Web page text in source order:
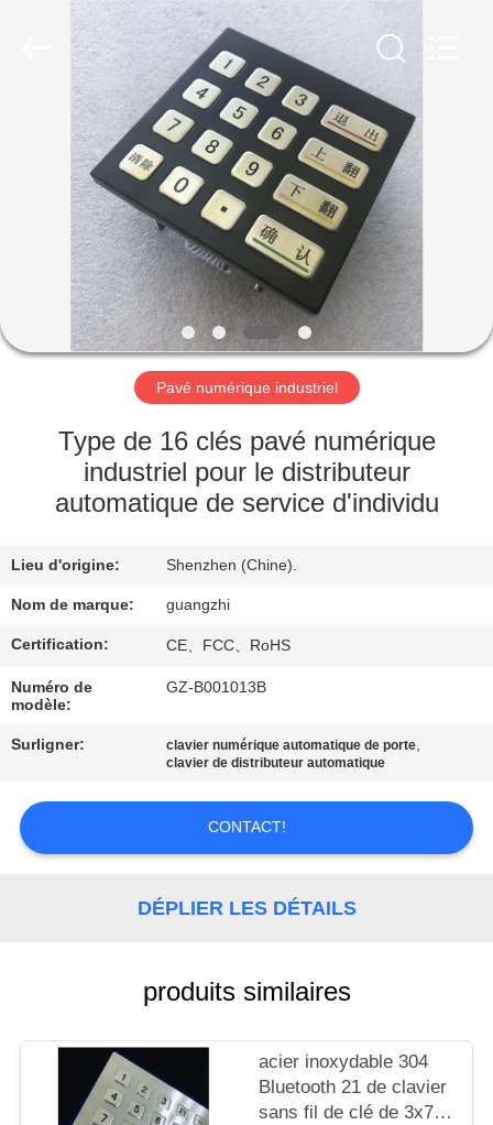
MAISON
PRODUITS
SUJET
DE
NOUS
VISITE
D'USINE
DE
QUALITÉ
CONTACTEZ-
NOUS
UNE
CITATION
PRIVACY
POLICY
Pavé numérique industriel
Type de 16 clés pavé numérique
industriel pour le distributeur
automatique de service d'individu
Lieu d'origine: Shenzhen (Chine).
Nom de marque: guangzhi
Certification: CE、FCC、RoHS
Numéro de
modèle:
GZ-B001013B
Surligner: clavier numérique automatique de porte,
clavier de distributeur automatique
CONTACT!
DÉPLIER LES DÉTAILS
produits similaires
acier inoxydable 304
Bluetooth 21 de clavier
sans fil de clé de 3x7